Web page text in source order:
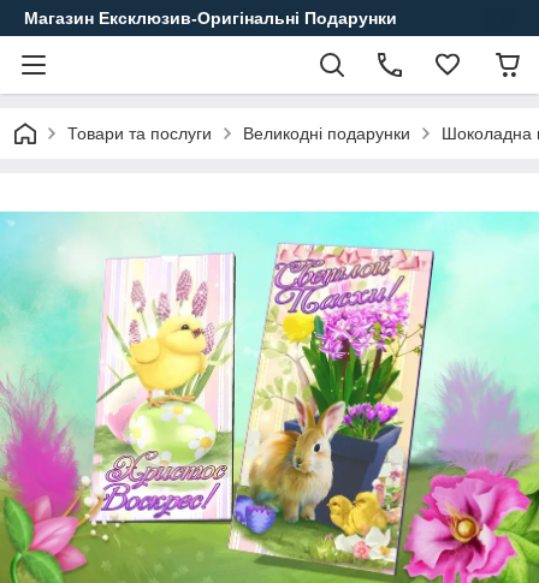
Магазин Ексклюзив-Оригінальні Подарунки
Товари та послуги Великодні подарунки Шоколадна